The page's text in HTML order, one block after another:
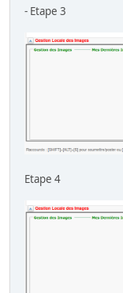
- Etape 3
Etape 4